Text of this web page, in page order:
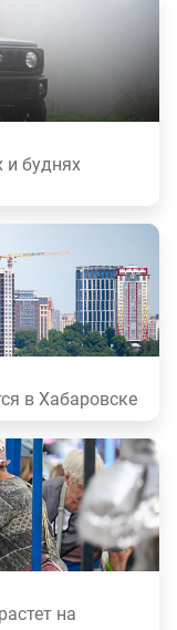
и буднях
в Хабаровске
на